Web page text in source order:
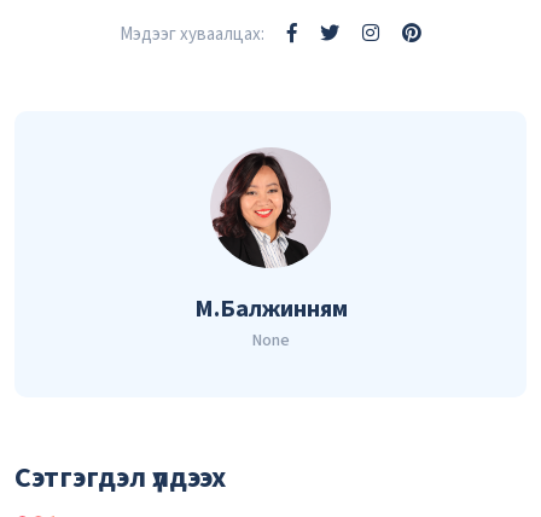
Мэдээг хуваалцах:
М.Балжинням
None
Сэтгэгдэл үлдээх